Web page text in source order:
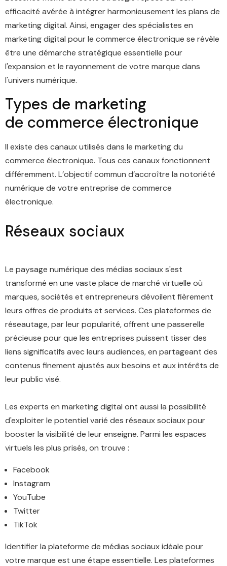
efficacité avérée à intégrer harmonieusement les plans de
marketing digital. Ainsi, engager des spécialistes en
marketing digital pour le commerce électronique se révèle
être une démarche stratégique essentielle pour
l'expansion et le rayonnement de votre marque dans
l'univers numérique.
Types de marketing
de commerce électronique
Il existe des canaux utilisés dans le marketing du
commerce électronique. Tous ces canaux fonctionnent
différemment. L’objectif commun d’accroître la notoriété
numérique de votre entreprise de commerce
électronique.
Réseaux sociaux
Le paysage numérique des médias sociaux s'est
transformé en une vaste place de marché virtuelle où
marques, sociétés et entrepreneurs dévoilent fièrement
leurs offres de produits et services. Ces plateformes de
réseautage, par leur popularité, offrent une passerelle
précieuse pour que les entreprises puissent tisser des
liens significatifs avec leurs audiences, en partageant des
contenus finement ajustés aux besoins et aux intérêts de
leur public visé.
Les experts en marketing digital ont aussi la possibilité
d'exploiter le potentiel varié des réseaux sociaux pour
booster la visibilité de leur enseigne. Parmi les espaces
virtuels les plus prisés, on trouve :
Facebook
Instagram
YouTube
Twitter
TikTok
Identifier la plateforme de médias sociaux idéale pour
votre marque est une étape essentielle. Les plateformes